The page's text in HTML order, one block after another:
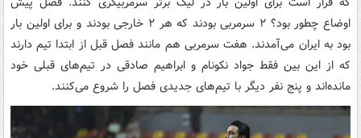
اوضاع چطور بود؟ ۲ سرمربی بودند که هر ۲ خارجی بودند و برای اولین بار
بود به ایران می‌آمدند. هفت سرمربی هم مانند فصل قبل از ابتدا تیم دارند
که از این بین فقط جواد نکونام و ابراهیم صادقی در تیم‌های قبلی خود
مانده‌اند و پنج نفر دیگر با تیم‌های جدیدی فصل را شروع می‌کنند.